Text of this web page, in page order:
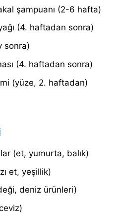
şampuanı (2-6 hafta)
(4. haftadan sonra)
sonra)
(4. haftadan sonra)
(yüze, 2. haftadan)
(et, yumurta, balık)
et, yeşillik)
deniz ürünleri)